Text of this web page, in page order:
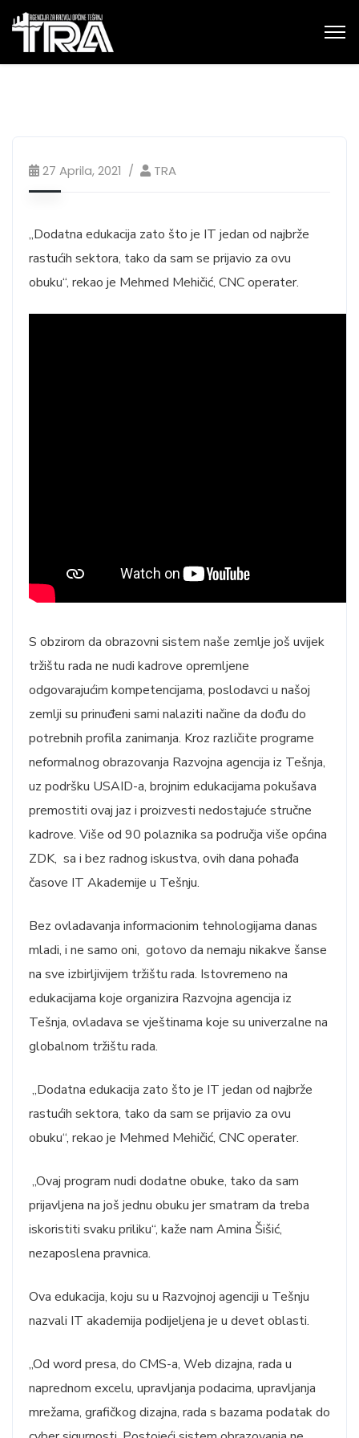
27 Aprila, 2021 TRA
„Dodatna edukacija zato što je IT jedan od najbrže
rastućih sektora, tako da sam se prijavio za ovu
obuku“, rekao je Mehmed Mehičić, CNC operater.
S obzirom da obrazovni sistem naše zemlje još uvijek
tržištu rada ne nudi kadrove opremljene
odgovarajućim kompetencijama, poslodavci u našoj
zemlji su prinuđeni sami nalaziti načine da dođu do
potrebnih profila zanimanja. Kroz različite programe
neformalnog obrazovanja Razvojna agencija iz Tešnja,
uz podršku USAID-a, brojnim edukacijama pokušava
premostiti ovaj jaz i proizvesti nedostajuće stručne
kadrove. Više od 90 polaznika sa područja više općina
ZDK, sa i bez radnog iskustva, ovih dana pohađa
časove IT Akademije u Tešnju.
Bez ovladavanja informacionim tehnologijama danas
mladi, i ne samo oni, gotovo da nemaju nikakve šanse
na sve izbirljivijem tržištu rada. Istovremeno na
edukacijama koje organizira Razvojna agencija iz
Tešnja, ovladava se vještinama koje su univerzalne na
globalnom tržištu rada.
„Dodatna edukacija zato što je IT jedan od najbrže
rastućih sektora, tako da sam se prijavio za ovu
obuku“, rekao je Mehmed Mehičić, CNC operater.
„Ovaj program nudi dodatne obuke, tako da sam
prijavljena na još jednu obuku jer smatram da treba
iskoristiti svaku priliku“, kaže nam Amina Šišić,
nezaposlena pravnica.
Ova edukacija, koju su u Razvojnoj agenciji u Tešnju
nazvali IT akademija podijeljena je u devet oblasti.
„Od word presa, do CMS-a, Web dizajna, rada u
naprednom excelu, upravljanja podacima, upravljanja
mrežama, grafičkog dizajna, rada s bazama podatak do